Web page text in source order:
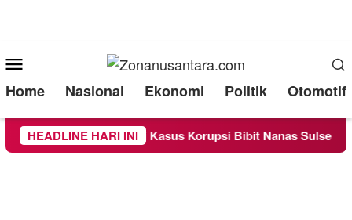
Menu
Home Nasional Ekonomi Politik Otomotif
HEADLINE HARI INI
Sebagai Saksi Kasus Korupsi Bibit Nanas Sulsel Rp 52,4